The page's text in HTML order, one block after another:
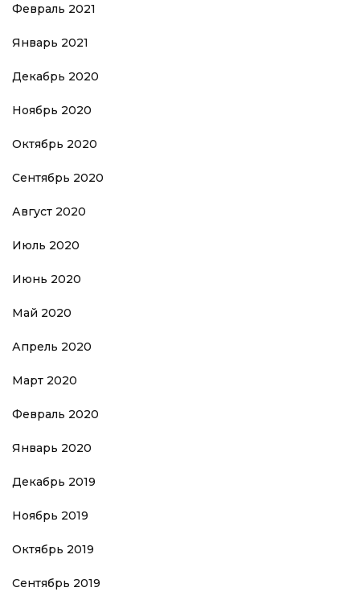
Февраль 2021
Январь 2021
Декабрь 2020
Ноябрь 2020
Октябрь 2020
Сентябрь 2020
Август 2020
Июль 2020
Июнь 2020
Май 2020
Апрель 2020
Март 2020
Февраль 2020
Январь 2020
Декабрь 2019
Ноябрь 2019
Октябрь 2019
Сентябрь 2019